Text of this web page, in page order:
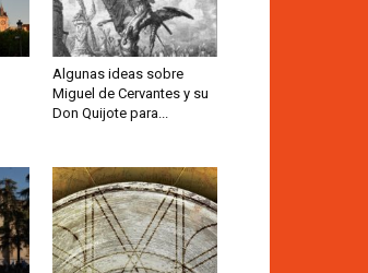
Algunas ideas sobre
Miguel de Cervantes y su
Don Quijote para...